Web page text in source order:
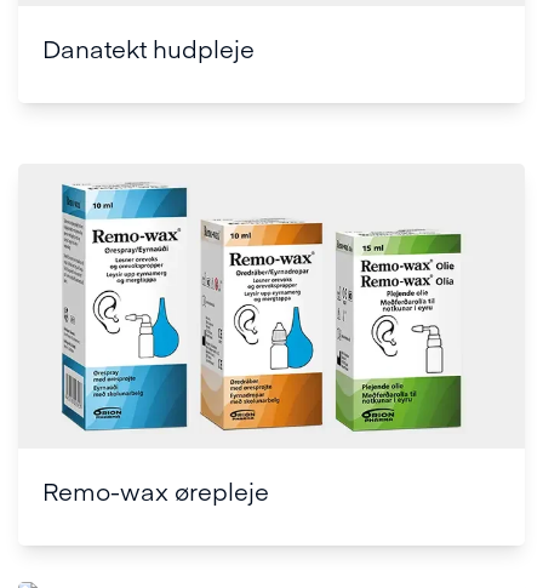
Danatekt hudpleje
Remo-wax ørepleje